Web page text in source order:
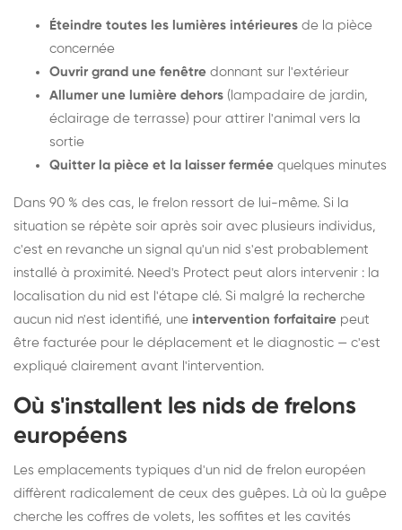
Éteindre toutes les lumières intérieures de la pièce
concernée
Ouvrir grand une fenêtre donnant sur l'extérieur
Allumer une lumière dehors (lampadaire de jardin,
éclairage de terrasse) pour attirer l'animal vers la
sortie
Quitter la pièce et la laisser fermée quelques minutes
Dans 90 % des cas, le frelon ressort de lui-même. Si la
situation se répète soir après soir avec plusieurs individus,
c'est en revanche un signal qu'un nid s'est probablement
installé à proximité. Need's Protect peut alors intervenir : la
localisation du nid est l'étape clé. Si malgré la recherche
aucun nid n'est identifié, une intervention forfaitaire peut
être facturée pour le déplacement et le diagnostic — c'est
expliqué clairement avant l'intervention.
Où s'installent les nids de frelons
européens
Les emplacements typiques d'un nid de frelon européen
diffèrent radicalement de ceux des guêpes. Là où la guêpe
cherche les coffres de volets, les soffites et les cavités